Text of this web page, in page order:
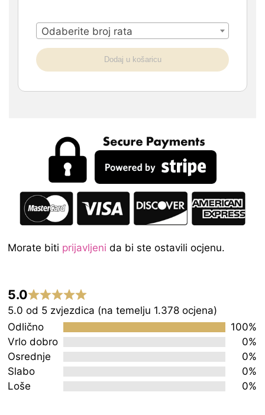
Odaberite broj rata
Dodaj u košaricu
Morate biti prijavljeni da bi ste ostavili ocjenu.
5.0
Rated
5.0
out
of
5.0 od 5 zvjezdica (na temelju 1.378 ocjena)
Odlično
100%
Vrlo dobro
0%
Osrednje
0%
Slabo
0%
Loše
0%